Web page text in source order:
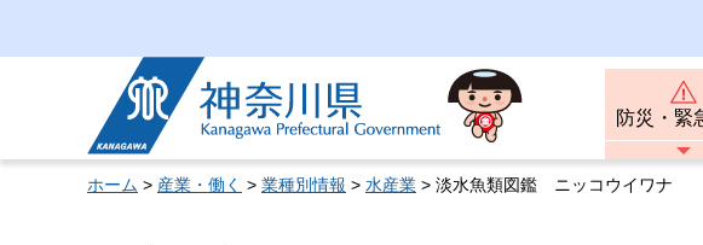
神奈川県
防災・緊
ホーム > 産業・働く > 業種別情報 > 水産業 > 淡水魚類図鑑 ニッコウイワナ